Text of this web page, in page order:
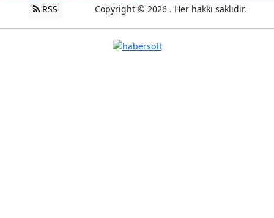
RSS Copyright © 2026 . Her hakkı saklıdır.